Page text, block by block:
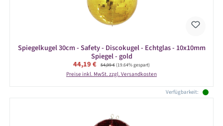
Spiegelkugel 30cm - Safety - Discokugel - Echtglas - 10x10mm
Spiegel - gold
Verkaufspreis:
44,19 € Regulärer Preis:
54,99 €(19.64% gespart)
Preise inkl. MwSt. zzgl. Versandkosten
Verfügbarkeit: